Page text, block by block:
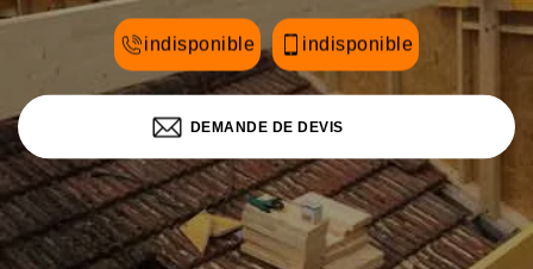
indisponible indisponible
DEMANDE DE DEVIS